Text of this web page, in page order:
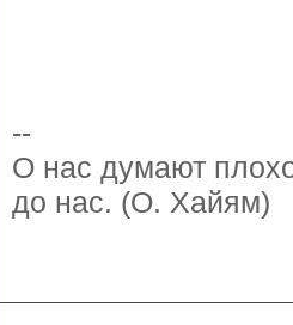
--
О нас думают
до нас. (О. Хайям)